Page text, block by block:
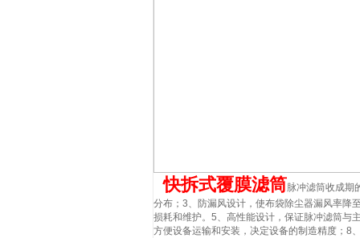
快拆式覆膜滤筒脉冲滤筒收成期
分布；3、防漏风设计，使布袋除尘器漏风率降
损耗和维护。5、高性能设计，保证脉冲滤筒与
方便设备运输和安装，决定设备的制造精度；8